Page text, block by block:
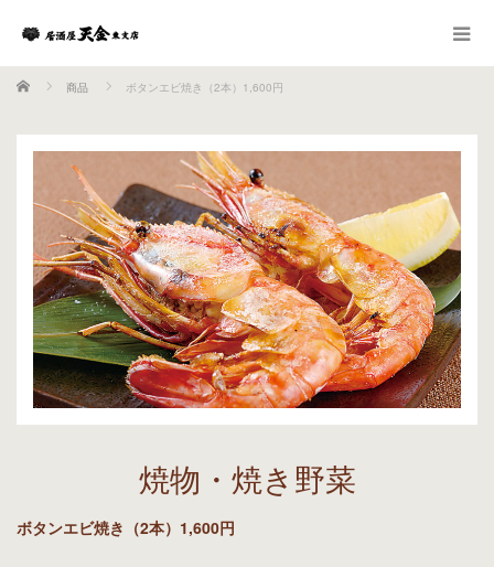
ホーム 商品 ボタンエビ焼き（2本）1,600円
焼物・焼き野菜
ボタンエビ焼き（2本）1,600円